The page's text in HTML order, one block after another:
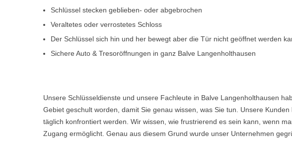
Schlüssel stecken geblieben- oder abgebrochen
Veraltetes oder verrostetes Schloss
Der Schlüssel sich hin und her bewegt aber die Tür nicht geöffnet werden
Sichere Auto & Tresoröffnungen in ganz Balve Langenholthausen
Unsere Schlüsseldienste und unsere Fachleute in Balve Langenholthausen
Gebiet geschult worden, damit Sie genau wissen, was Sie tun. Unsere
täglich konfrontiert werden. Wir wissen, wie frustrierend es sein kann, wenn
Zugang ermöglicht. Genau aus diesem Grund wurde unser Unternehmen